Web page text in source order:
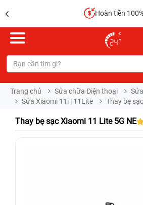
Hoàn tiền 100%
Trang chủ Sửa chữa Điện thoại
Sửa Xiaomi 11i | 11Lite
Thay bẹ
Thay bẹ sạc Xiaomi 11 Lite 5G NE